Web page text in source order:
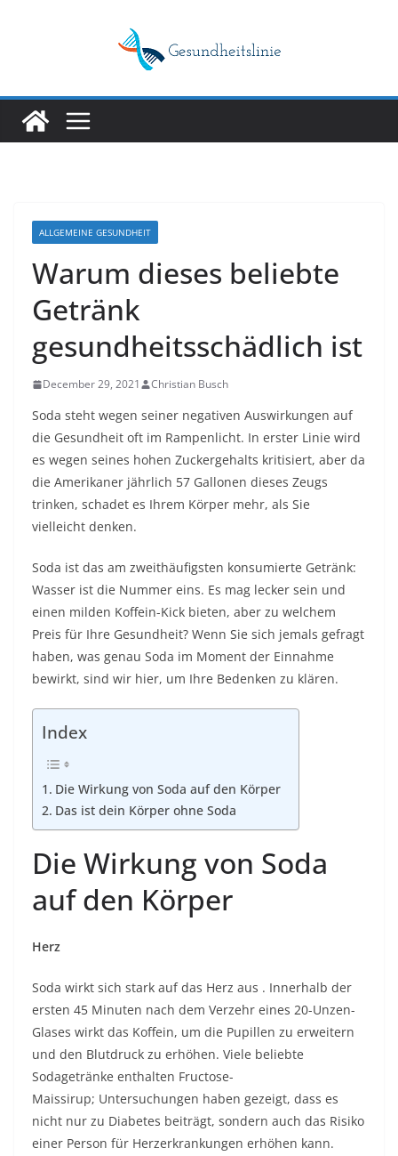
ALLGEMEINE GESUNDHEIT
Warum dieses beliebte
Getränk
gesundheitsschädlich ist
December 29, 2021 Christian Busch
Soda steht wegen seiner negativen Auswirkungen auf
die Gesundheit oft im Rampenlicht. In erster Linie wird
es wegen seines hohen Zuckergehalts kritisiert, aber da
die Amerikaner jährlich 57 Gallonen dieses Zeugs
trinken, schadet es Ihrem Körper mehr, als Sie
vielleicht denken.
Soda ist das am zweithäufigsten konsumierte Getränk:
Wasser ist die Nummer eins. Es mag lecker sein und
einen milden Koffein-Kick bieten, aber zu welchem ​​
Preis für Ihre Gesundheit? Wenn Sie sich jemals gefragt
haben, was genau Soda im Moment der Einnahme
bewirkt, sind wir hier, um Ihre Bedenken zu klären.
Index
Die Wirkung von Soda auf den Körper
Das ist dein Körper ohne Soda
Die Wirkung von Soda
auf den Körper
Herz
Soda wirkt sich stark auf das Herz aus . Innerhalb der
ersten 45 Minuten nach dem Verzehr eines 20-Unzen-
Glases wirkt das Koffein, um die Pupillen zu erweitern
und den Blutdruck zu erhöhen. Viele beliebte
Sodagetränke enthalten Fructose-
Maissirup; Untersuchungen haben gezeigt, dass es
nicht nur zu Diabetes beiträgt, sondern auch das Risiko
einer Person für Herzerkrankungen erhöhen kann.